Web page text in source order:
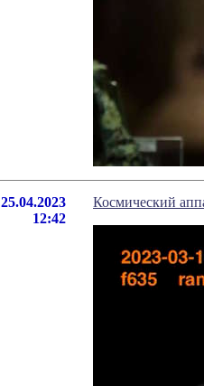
25.04.2023
12:42
Космический